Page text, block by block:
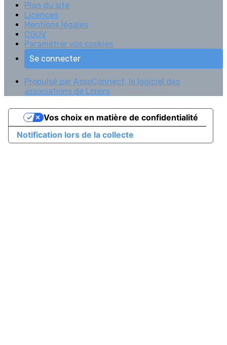
Plan du site
Licences
Mentions légales
CGUV
Paramétrer vos cookies
Se connecter
Propulsé par AssoConnect, le logiciel des
associations de Loisirs
Notification lors de la collecte
Vos choix en matière de confidentialité